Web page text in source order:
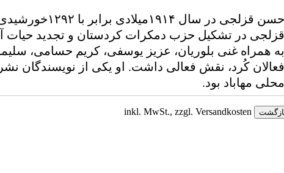
حسن قزلجی در سال
قزلجی در تشکیل حزب دمکرات کردستان و تجدید حیات
به همراه غنی بلوریان، عزیز یوسفی، کریم حسامی،
فعالان کُرد، نقش فعالی داشت. او یکی از نویسندگان
محلی مهاباد بود.
inkl. MwSt., zzgl. Versandkosten